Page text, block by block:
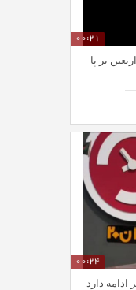
00:21
بر پا
00:24
دارد